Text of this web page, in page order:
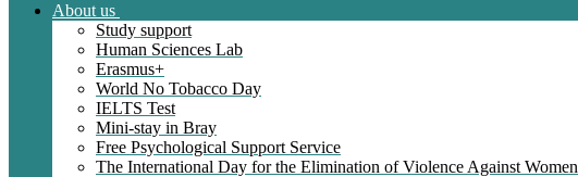
About us
Study support
Human Sciences Lab
Erasmus+
World No Tobacco Day
IELTS Test
Mini-stay in Bray
Free Psychological Support Service
The International Day for the Elimination of Violence Against Women